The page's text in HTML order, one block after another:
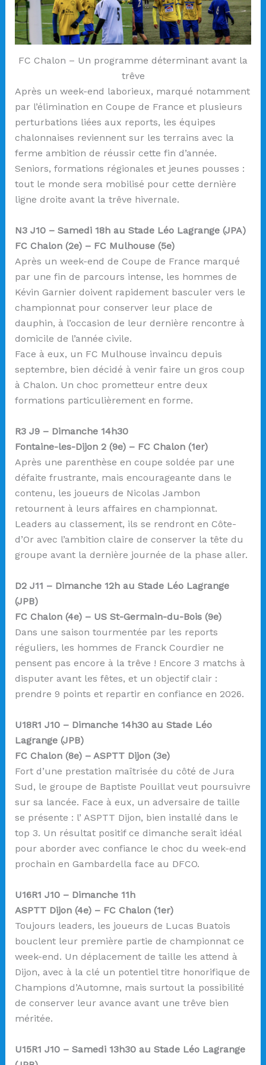
FC Chalon – Un programme déterminant avant la
trêve
Après un week-end laborieux, marqué notamment
par l’élimination en Coupe de France et plusieurs
perturbations liées aux reports, les équipes
chalonnaises reviennent sur les terrains avec la
ferme ambition de réussir cette fin d’année.
Seniors, formations régionales et jeunes pousses :
tout le monde sera mobilisé pour cette dernière
ligne droite avant la trêve hivernale.
N3 J10 – Samedi 18h au Stade Léo Lagrange (JPA)
FC Chalon (2e) – FC Mulhouse (5e)
Après un week-end de Coupe de France marqué
par une fin de parcours intense, les hommes de
Kévin Garnier doivent rapidement basculer vers le
championnat pour conserver leur place de
dauphin, à l’occasion de leur dernière rencontre à
domicile de l’année civile.
Face à eux, un FC Mulhouse invaincu depuis
septembre, bien décidé à venir faire un gros coup
à Chalon. Un choc prometteur entre deux
formations particulièrement en forme.
R3 J9 – Dimanche 14h30
Fontaine-les-Dijon 2 (9e) – FC Chalon (1er)
Après une parenthèse en coupe soldée par une
défaite frustrante, mais encourageante dans le
contenu, les joueurs de Nicolas Jambon
retournent à leurs affaires en championnat.
Leaders au classement, ils se rendront en Côte-
d’Or avec l’ambition claire de conserver la tête du
groupe avant la dernière journée de la phase aller.
D2 J11 – Dimanche 12h au Stade Léo Lagrange
(JPB)
FC Chalon (4e) – US St-Germain-du-Bois (9e)
Dans une saison tourmentée par les reports
réguliers, les hommes de Franck Courdier ne
pensent pas encore à la trêve ! Encore 3 matchs à
disputer avant les fêtes, et un objectif clair :
prendre 9 points et repartir en confiance en 2026.
U18R1 J10 – Dimanche 14h30 au Stade Léo
Lagrange (JPB)
FC Chalon (8e) – ASPTT Dijon (3e)
Fort d’une prestation maîtrisée du côté de Jura
Sud, le groupe de Baptiste Pouillat veut poursuivre
sur sa lancée. Face à eux, un adversaire de taille
se présente : l’ ASPTT Dijon, bien installé dans le
top 3. Un résultat positif ce dimanche serait idéal
pour aborder avec confiance le choc du week-end
prochain en Gambardella face au DFCO.
U16R1 J10 – Dimanche 11h
ASPTT Dijon (4e) – FC Chalon (1er)
Toujours leaders, les joueurs de Lucas Buatois
bouclent leur première partie de championnat ce
week-end. Un déplacement de taille les attend à
Dijon, avec à la clé un potentiel titre honorifique de
Champions d’Automne, mais surtout la possibilité
de conserver leur avance avant une trêve bien
méritée.
U15R1 J10 – Samedi 13h30 au Stade Léo Lagrange